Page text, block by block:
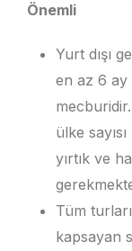
Önemli
Yurt dışı
en az 6
ülke
yırtık ve
Tüm
kapsayan